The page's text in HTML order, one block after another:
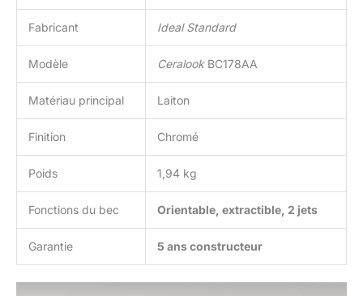
Fabricant Ideal Standard
Modèle CeralookBC178AA
Matériau principal Laiton
Finition Chromé
Poids 1,94 kg
Fonctions du bec Orientable, extractible, 2 jets
Garantie 5 ans constructeur